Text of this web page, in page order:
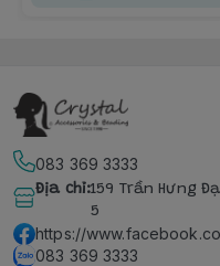
083 369 3333
Địa chỉ:159 Trần Hưng
5
https://
083 369 3333